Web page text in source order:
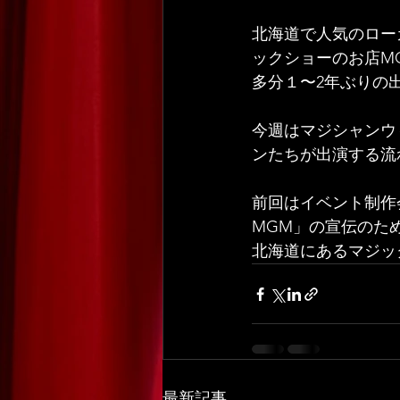
北海道で人気のロ
ックショーのお店
多分１〜2年ぶりの
今週はマジシャン
ンたちが出演する
前回はイベント制
MGM」の宣伝のた
北海道にあるマジ